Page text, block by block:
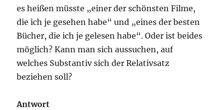
es heißen müsste „einer der schönsten Filme,
die ich je gesehen habe“ und „eines der besten
Bücher, die ich je gelesen habe“. Oder ist beides
möglich? Kann man sich aussuchen, auf
welches Substantiv sich der Relativsatz
beziehen soll?
Antwort